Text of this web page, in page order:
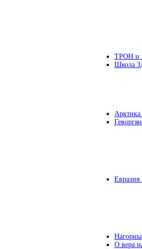
ТРОН и
Школа
Евразия
О вера